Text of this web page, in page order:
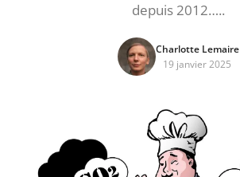
depuis 2012…..
Charlotte Lemaire
19 janvier 2025